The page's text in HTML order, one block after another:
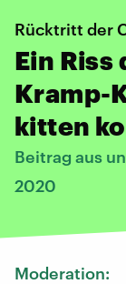
Rücktritt der
Ein Riss
Kramp-
kitten
Beitrag aus
2020
Moderation: